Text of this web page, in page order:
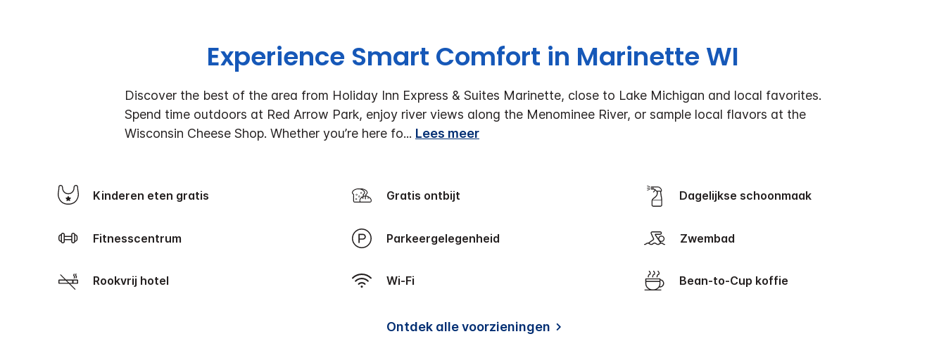
Experience Smart Comfort in Marinette WI
Discover the best of the area from Holiday Inn Express & Suites Marinette, close to Lake Michigan and local favorites.
Spend time outdoors at Red Arrow Park, enjoy river views along the Menominee River, or sample local flavors at the
Wisconsin Cheese Shop. Whether you’re here fo... Lees meer
Kinderen eten gratis Gratis ontbijt Dagelijkse schoonmaak
Fitnesscentrum Parkeergelegenheid Zwembad
Rookvrij hotel Wi-Fi Bean-to-Cup koffie
Ontdek alle voorzieningen